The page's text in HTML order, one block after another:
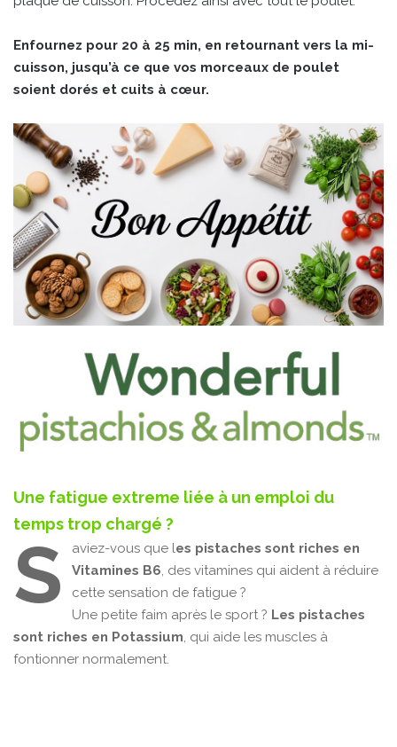
Enfournez pour 20 à 25 min, en retournant vers la mi-
cuisson, jusqu’à ce que vos morceaux de poulet
soient dorés et cuits à cœur.
Une fatigue extreme liée à un emploi du
temps trop chargé ?
S aviez-vous que les pistaches sont riches en
Vitamines B6, des vitamines qui aident à réduire
cette sensation de fatigue ?
Une petite faim après le sport ? Les pistaches
sont riches en Potassium, qui aide les muscles à
fontionner normalement.